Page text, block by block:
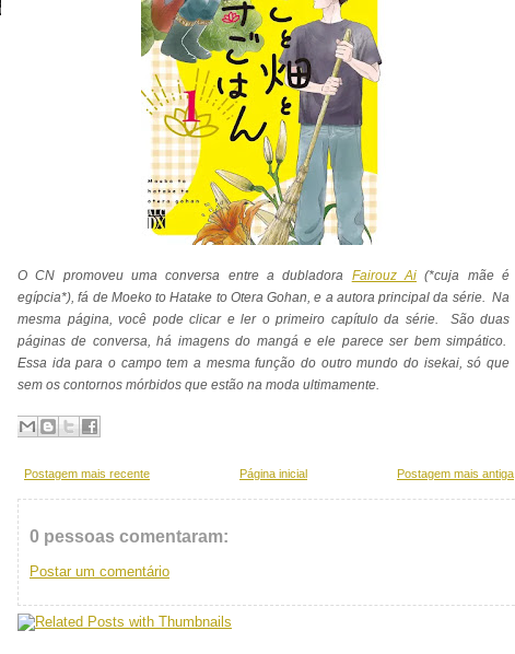
O CN promoveu uma conversa entre a dubladora Fairouz Ai (*cuja mãe é
egípcia*), fá de Moeko to Hatake to Otera Gohan, e a autora principal da série. Na
mesma página, você pode clicar e ler o primeiro capítulo da série. São duas
páginas de conversa, há imagens do mangá e ele parece ser bem simpático.
Essa ida para o campo tem a mesma função do outro mundo do isekai, só que
sem os contornos mórbidos que estão na moda ultimamente.
Postagem mais recente Postagem mais antiga
Página inicial
0 pessoas comentaram:
Postar um comentário